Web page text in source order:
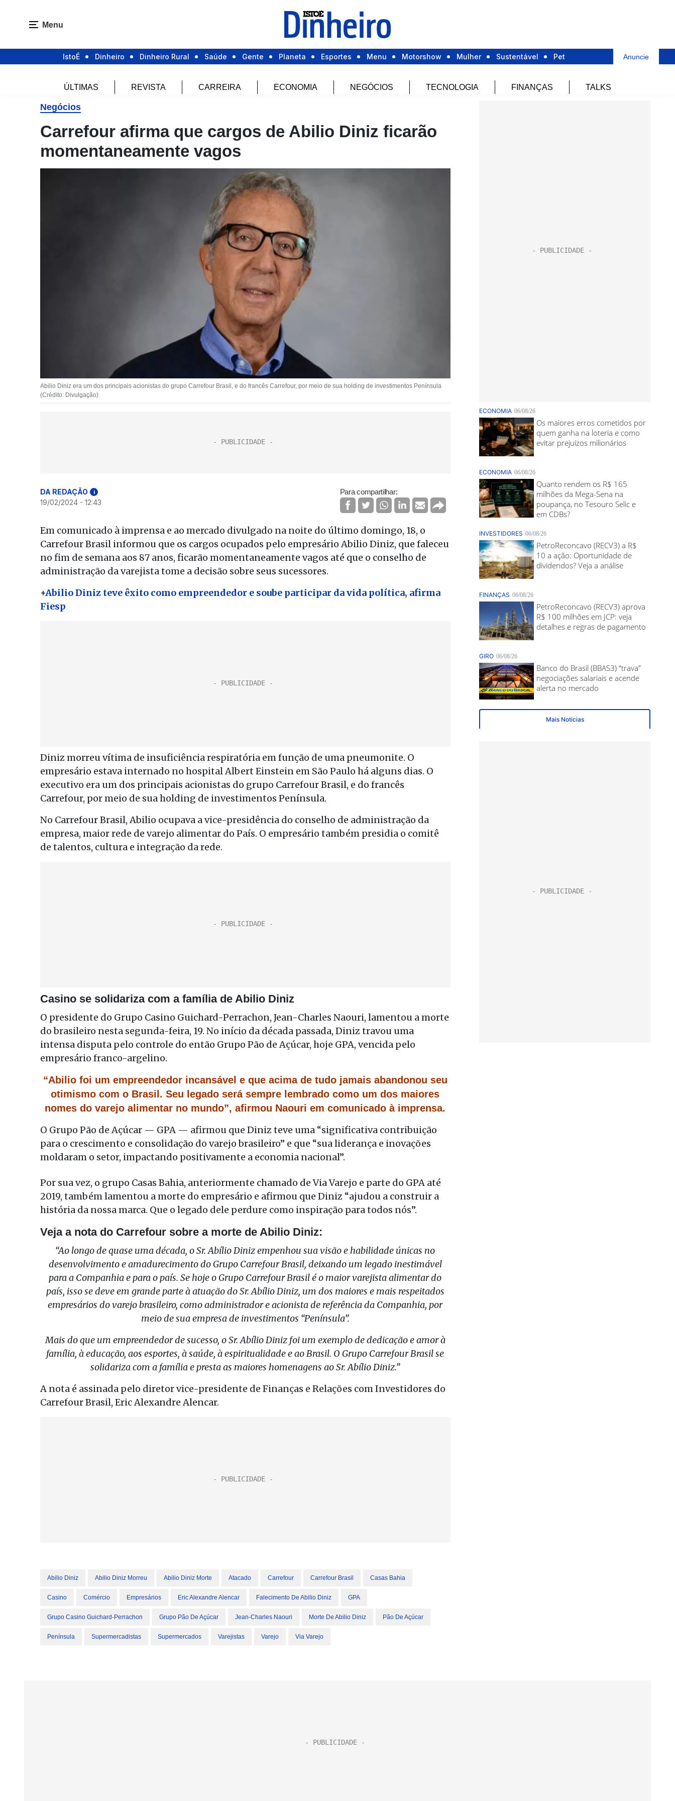
Menu
IstoÉ Dinheiro Dinheiro Rural Saúde Gente Planeta Esportes Menu Motorshow Mulher Sustentável Pet Anuncie
ÚLTIMAS REVISTA CARREIRA ECONOMIA NEGÓCIOS TECNOLOGIA FINANÇAS TALKS
Negócios
Carrefour afirma que cargos de Abilio Diniz ficarão
momentaneamente vagos
Abilio Diniz era um dos principais acionistas do grupo Carrefour Brasil, e do francês Carrefour, por meio de sua holding de investimentos Península
(Crédito: Divulgação)
DA REDAÇÃO i
19/02/2024 - 12:43
Para compartilhar:
Em comunicado à imprensa e ao mercado divulgado na noite do último domingo, 18, o
Carrefour Brasil informou que os cargos ocupados pelo empresário Abilio Diniz, que faleceu
no fim de semana aos 87 anos, ficarão momentaneamente vagos até que o conselho de
administração da varejista tome a decisão sobre seus sucessores.
+Abilio Diniz teve êxito como empreendedor e soube participar da vida política, afirma
Fiesp
Diniz morreu vítima de insuficiência respiratória em função de uma pneumonite. O
empresário estava internado no hospital Albert Einstein em São Paulo há alguns dias. O
executivo era um dos principais acionistas do grupo Carrefour Brasil, e do francês
Carrefour, por meio de sua holding de investimentos Península.
No Carrefour Brasil, Abilio ocupava a vice-presidência do conselho de administração da
empresa, maior rede de varejo alimentar do País. O empresário também presidia o comitê
de talentos, cultura e integração da rede.
Casino se solidariza com a família de Abilio Diniz
O presidente do Grupo Casino Guichard-Perrachon, Jean-Charles Naouri, lamentou a morte
do brasileiro nesta segunda-feira, 19. No início da década passada, Diniz travou uma
intensa disputa pelo controle do então Grupo Pão de Açúcar, hoje GPA, vencida pelo
empresário franco-argelino.
“Abilio foi um empreendedor incansável e que acima de tudo jamais abandonou seu
otimismo com o Brasil. Seu legado será sempre lembrado como um dos maiores
nomes do varejo alimentar no mundo”, afirmou Naouri em comunicado à imprensa.
O Grupo Pão de Açúcar — GPA — afirmou que Diniz teve uma “significativa contribuição
para o crescimento e consolidação do varejo brasileiro” e que “sua liderança e inovações
moldaram o setor, impactando positivamente a economia nacional”.
Por sua vez, o grupo Casas Bahia, anteriormente chamado de Via Varejo e parte do GPA até
2019, também lamentou a morte do empresário e afirmou que Diniz “ajudou a construir a
história da nossa marca. Que o legado dele perdure como inspiração para todos nós”.
Veja a nota do Carrefour sobre a morte de Abilio Diniz:
“Ao longo de quase uma década, o Sr. Abílio Diniz empenhou sua visão e habilidade únicas no
desenvolvimento e amadurecimento do Grupo Carrefour Brasil, deixando um legado inestimável
para a Companhia e para o país. Se hoje o Grupo Carrefour Brasil é o maior varejista alimentar do
país, isso se deve em grande parte à atuação do Sr. Abílio Diniz, um dos maiores e mais respeitados
empresários do varejo brasileiro, como administrador e acionista de referência da Companhia, por
meio de sua empresa de investimentos “Península”.
Mais do que um empreendedor de sucesso, o Sr. Abílio Diniz foi um exemplo de dedicação e amor à
família, à educação, aos esportes, à saúde, à espiritualidade e ao Brasil. O Grupo Carrefour Brasil se
solidariza com a família e presta as maiores homenagens ao Sr. Abílio Diniz.”
A nota é assinada pelo diretor vice-presidente de Finanças e Relações com Investidores do
Carrefour Brasil, Eric Alexandre Alencar.
Abilio Diniz Abilio Diniz Morreu Abilio Diniz Morte Atacado Carrefour Carrefour Brasil Casas Bahia
Casino Comércio Empresários Eric Alexandre Alencar Falecimento De Abilio Diniz GPA
Grupo Casino Guichard-Perrachon Grupo Pão De Açúcar Jean-Charles Naouri Morte De Abilio Diniz Pão De Açúcar
Península Supermercadistas Supermercados Varejistas Varejo Via Varejo